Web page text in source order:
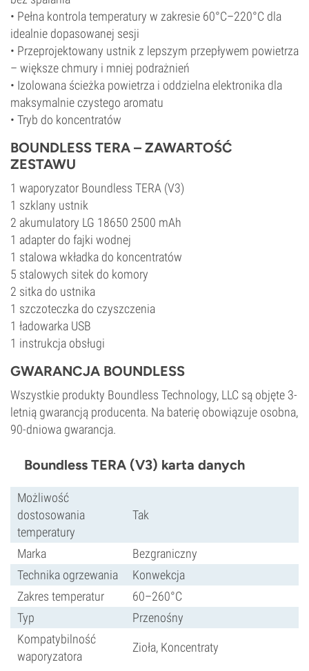
• Pełna kontrola temperatury w zakresie 60°C–220°C dla
idealnie dopasowanej sesji
• Przeprojektowany ustnik z lepszym przepływem powietrza
– większe chmury i mniej podrażnień
• Izolowana ścieżka powietrza i oddzielna elektronika dla
maksymalnie czystego aromatu
• Tryb do koncentratów
BOUNDLESS TERA – ZAWARTOŚĆ
ZESTAWU
1 waporyzator Boundless TERA (V3)
1 szklany ustnik
2 akumulatory LG 18650 2500 mAh
1 adapter do fajki wodnej
1 stalowa wkładka do koncentratów
5 stalowych sitek do komory
2 sitka do ustnika
1 szczoteczka do czyszczenia
1 ładowarka USB
1 instrukcja obsługi
GWARANCJA BOUNDLESS
Wszystkie produkty Boundless Technology, LLC są objęte 3-
letnią gwarancją producenta. Na baterię obowiązuje osobna,
90-dniowa gwarancja.
Boundless TERA (V3) karta danych
Możliwość
dostosowania
temperatury
Tak
Marka
Bezgraniczny
Technika ogrzewania
Konwekcja
Zakres temperatur
60–260°C
Typ
Przenośny
Kompatybilność
waporyzatora
Zioła, Koncentraty